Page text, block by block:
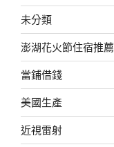
未分類
澎湖花火節住宿推薦
當鋪借錢
美國生產
近視雷射